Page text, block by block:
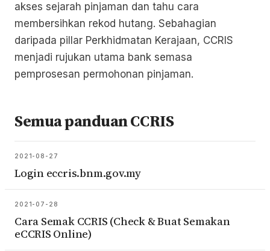
akses sejarah pinjaman dan tahu cara
membersihkan rekod hutang. Sebahagian
daripada pillar Perkhidmatan Kerajaan, CCRIS
menjadi rujukan utama bank semasa
pemprosesan permohonan pinjaman.
Semua panduan CCRIS
Login eccris.bnm.gov.my
2021-08-27
Cara Semak CCRIS (Check & Buat Semakan
eCCRIS Online)
2021-07-28